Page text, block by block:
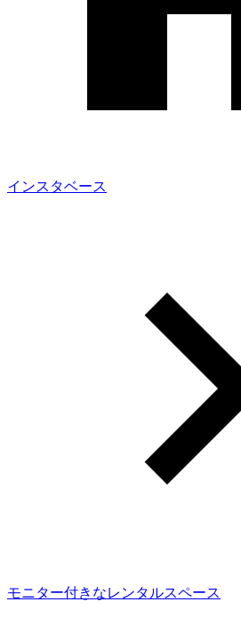
インスタベース
モニター付きなレンタルスペース